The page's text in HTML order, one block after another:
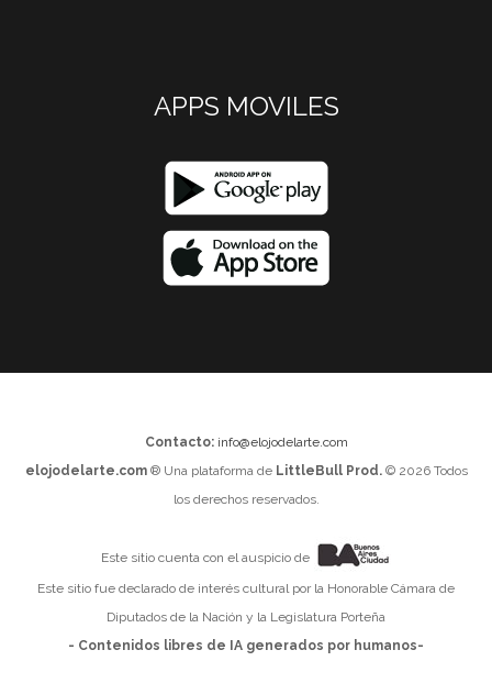
APPS MOVILES
Contacto: info@elojodelarte.com
elojodelarte.com® Una plataforma de LittleBull Prod.© 2026 Todos
los derechos reservados.
Este sitio cuenta con el auspicio de
Este sitio fue declarado de interés cultural por la Honorable Cámara de
Diputados de la Nación y la Legislatura Porteña
- Contenidos libres de IA generados por humanos-